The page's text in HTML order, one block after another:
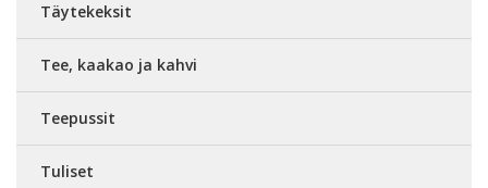
Täytekeksit
Tee, kaakao ja kahvi
Teepussit
Tuliset